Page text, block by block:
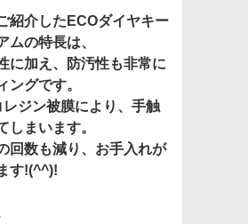
紹介したECOダイヤキー
ムの特長は、
に加え、防汚性も非常に
ングです。
ジン被膜により、手触
しまいます。
回数も減り、お手入れが
す!(^^)!